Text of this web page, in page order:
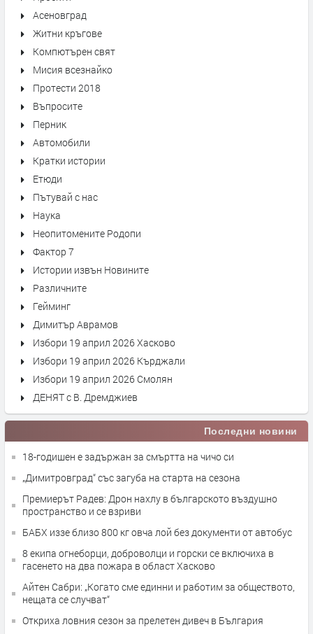
Асеновград
Житни кръгове
Компютърен свят
Мисия всезнайко
Протести 2018
Въпросите
Перник
Автомобили
Кратки истории
Етюди
Пътувай с нас
Наука
Неопитомените Родопи
Фактор 7
Истории извън Новините
Различните
Гейминг
Димитър Аврамов
Избори 19 април 2026 Хасково
Избори 19 април 2026 Кърджали
Избори 19 април 2026 Смолян
ДЕНЯТ с В. Дремджиев
Последни новини
18-годишен е задържан за смъртта на чичо си
„Димитровград“ със загуба на старта на сезона
Премиерът Радев: Дрон нахлу в българското въздушно
пространство и се взриви
БАБХ иззе близо 800 кг овча лой без документи от автобус
8 екипа огнеборци, доброволци и горски се включиха в
гасенето на два пожара в област Хасково
Айтен Сабри: „Когато сме единни и работим за обществото,
нещата се случват“
Откриха ловния сезон за прелетен дивеч в България